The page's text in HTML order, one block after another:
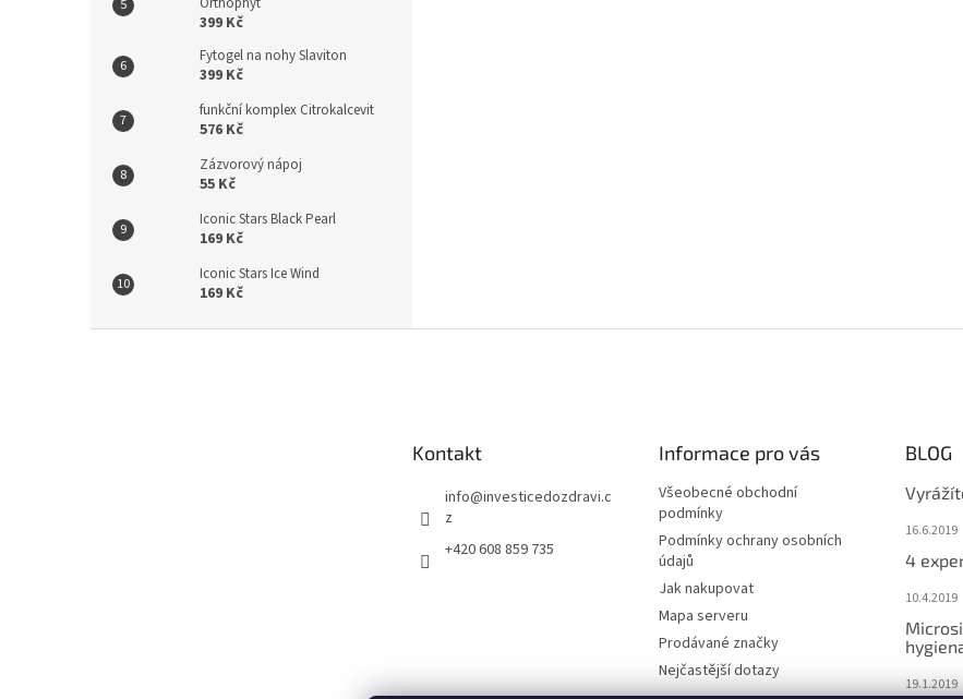
399 Kč
Fytogel na nohy Slaviton
399 Kč
funkční komplex Citrokalcevit
576 Kč
Zázvorový nápoj
55 Kč
Iconic Stars Black Pearl
169 Kč
Iconic Stars Ice Wind
169 Kč
Kontakt
info@investicedozdravi.c
z
+420 608 859 735
Informace pro vás
Všeobecné obchodní
podmínky
Podmínky ochrany osobních
údajů
Jak nakupovat
Mapa serveru
Prodávané značky
Nejčastější dotazy
BLOG
16.6.2019
4
10.4.2019
19.1.2019